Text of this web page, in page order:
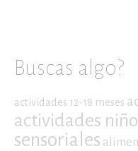
Buscas algo?
actividades 12-18 meses
actividades
sensoriales